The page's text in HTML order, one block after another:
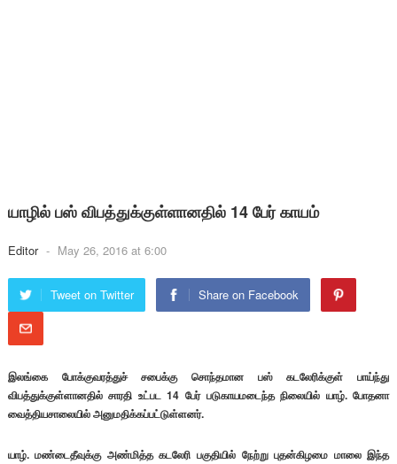
யாழில் பஸ் விபத்துக்குள்ளானதில் 14 பேர் காயம்
Editor - May 26, 2016 at 6:00
Tweet on Twitter Share on Facebook
இலங்கை போக்குவரத்துச் சபைக்கு சொந்தமான பஸ் கடலேரிக்குள் பாய்ந்து
விபத்துக்குள்ளானதில் சாரதி உட்பட 14 பேர் படுகாயமடைந்த நிலையில் யாழ். போதனா
வைத்தியசாலையில் அனுமதிக்கப்பட்டுள்ளனர்.
யாழ். மண்டைதீவுக்கு அண்மித்த கடலேரி பகுதியில் நேற்று புதன்கிழமை மாலை இந்த